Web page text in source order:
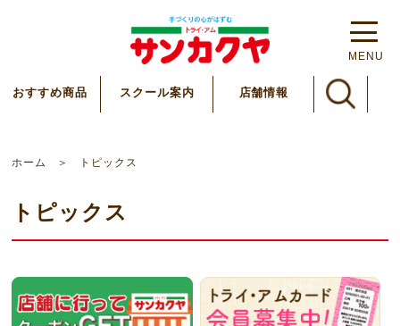
MENU
おすすめ商品 スクール案内 店舗情報
ホーム トピックス
トピックス